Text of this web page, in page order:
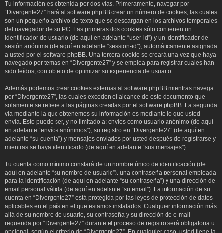
Tu información es obtenida por dos vías. Primeramente, navegar por
“Divergente27” hará al software phpBB crear un número de cookies, las cuales
son un pequeño archivo de texto que se descargan en los archivos temporales
del navegador de su PC. Las primeras dos cookies sólo contienen un
identificador de usuario (de aquí en adelante “user-id”) y un identificador de
sesión anónima (de aquí en adelante “session-id”), automáticamente asignada
a usted por el software phpBB. Una tercera cookie se creará una vez que haya
navegado por temas en “Divergente27” y se emplea para registrar cuales han
sido leídos, con objeto de optimizar su experiencia de usuario.
Además podemos crear cookies externas al software phpBB mientras navega
por “Divergente27”, las cuales exceden el alcance de este documento que
solamente se refiere a las páginas creadas por el software phpBB. La segunda
vía mediante la que obtenemos su información es mediante lo que usted
envía. Esto puede ser, y no limitado a: envíos como usuario anónimo (de aquí
en adelante “envíos anónimos”), su registro en “Divergente27” (de aquí en
adelante “su cuenta”) y mensajes enviados por usted después de registrarse y
mientras se haya identificado (de aquí en adelante “sus mensajes”).
Tu cuenta como mínimo constará de un nombre único de identificación (de
aquí en adelante “su nombre de usuario”), una contraseña personal empleada
para la identificación (de aquí en adelante “su contraseña”) y una dirección de
email personal válida (de aquí en adelante “su email”). La información de su
cuenta en “Divergente27” está protegida por las leyes de protección de datos
aplicables en el país en el que estamos instalados. Cualquier información más
allá de su nombre de usuario, su contraseña y su dirección de e-mail
requerida por “Divergente27” durante el proceso de registro será obligatoria u
opcional, según el criterio de “Divergente27”. En cualquier caso, usted tiene la